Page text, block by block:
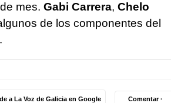
mes. Gabi Carrera, Chelo
de los componentes del
a La Voz de Galicia en Google Comentar ·